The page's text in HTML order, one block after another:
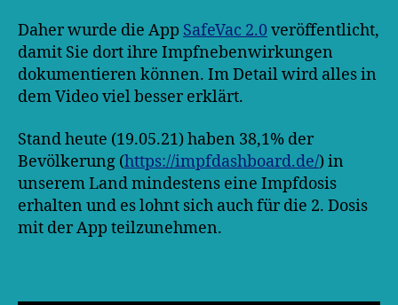
Daher wurde die App SafeVac 2.0veröffentlicht,
damit Sie dort ihre Impfnebenwirkungen
dokumentieren können. Im Detail wird alles in
dem Video viel besser erklärt.
Stand heute (19.05.21) haben 38,1% der
Bevölkerung (https://impfdashboard.de/) in
unserem Land mindestens eine Impfdosis
erhalten und es lohnt sich auch für die 2. Dosis
mit der App teilzunehmen.